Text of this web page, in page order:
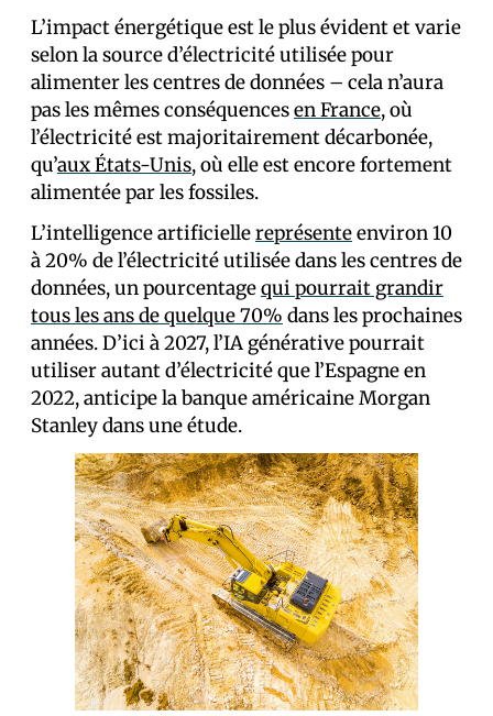
L’impact énergétique est le plus évident et varie
selon la source d’électricité utilisée pour
alimenter les centres de données – cela n’aura
pas les mêmes conséquencesen France, où
l’électricité est majoritairement décarbonée,
qu’aux États-Unis, où elle est encore fortement
alimentée par les fossiles.
L’intelligence artificiellereprésenteenviron 10
à 20% de l’électricité utilisée dans les centres de
données, un pourcentagequi pourrait grandir
tous les ans de quelque 70% dans les prochaines
années. D’ici à 2027, l’IA générative pourrait
utiliser autant d’électricité que l’Espagne en
2022, anticipe la banque américaine Morgan
Stanley dans une étude.